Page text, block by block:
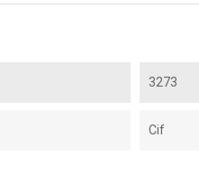
3273
Cif